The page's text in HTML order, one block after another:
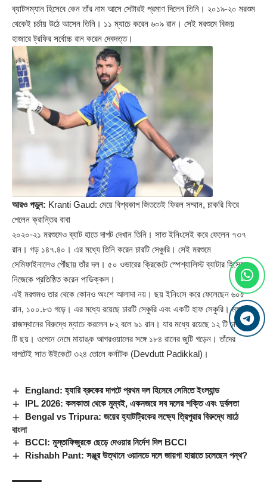
ব্যাটসম্যান হিসেবে কেন তাঁর নাম আসে সেটারই প্রমাণ দিলেন তিনি। ২০১৯-২০ মরশুম
থেকেই চর্চায় উঠে আসেন তিনি। ১১ ম্যাচে করেন ৬০৯ রান। সেই মরশুমে বিজয়
হাজারে ট্রফির সর্বোচ্চ রান করেন দেবদত্ত।
আরও পড়ুন: Kranti Gaud: মেয়ে বিশ্বকাপ জিততেই ফিরল সম্মান, চাকরি ফিরে
পেলেন ক্রান্তির বাবা
২০২০-২১ মরশুমেও ব্যাট হাতে দাপট দেখান তিনি। সাত ইনিংসেই করে ফেলেন ৭৩৭
রান। গড় ১৪৭.৪০। এর মধ্যে তিনি করেন চারটি সেঞ্চুরি। সেই মরশুমে
সেমিফাইনালেও পৌঁছায় তাঁর দল। ৫০ ওভারের ক্রিকেটে স্পেশ্যালিস্ট ব্যাটার হিসেবে
নিজেকে প্রতিষ্ঠিত করেন পাডিক্কল।
এই মরশুমও তার থেকে কোনও অংশে আলাদা নয়। ছয় ইনিংসে করে ফেলেছেন ৬০৫
রান, ১০০.৮৩ গড়ে। এর মধ্যে রয়েছে চারটি সেঞ্চুরি এবং একটি হাফ সেঞ্চুরি। মঙ্গলবার
রাজস্থানের বিরুদ্ধে ম্যাচে করলেন ৮২ বলে ৯১ রান। যার মধ্যে রয়েছে ১২ টি চার ও ৬
টি ছয়। ওপেনে নেমে মায়াঙ্ক আগরওয়ালের সঙ্গে ১৮৪ রানের জুটি গড়েন। তাঁদের
দাপটেই সাত উইকেটে ৩২৪ তোলে কর্নাটক (Devdutt Padikkal)।
England: হ্যারি ব্রুকের দাপটে প্রথম দল হিসেবে সেমিতে ইংল্যান্ড
IPL 2026: কলকাতা থেকে মুম্বই, একনজরে সব দলের শক্তি এবং দুর্বলতা
Bengal vs Tripura: জয়ের হ্যাটট্রিকের লক্ষ্যে ত্রিপুরার বিরুদ্ধে মাঠে
বাংলা
BCCI: মুস্তাফিজুরকে ছেড়ে দেওয়ার নির্দেশ দিল BCCI
Rishabh Pant: সঞ্জুর উত্থানে ওয়ানডে দলে জায়গা হারাতে চলেছেন পন্থ?